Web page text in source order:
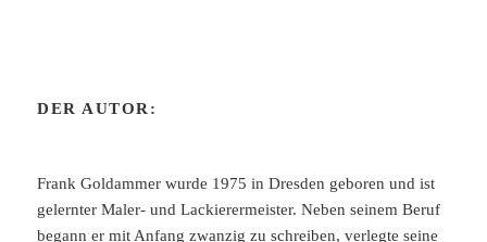
DER AUTOR:
Frank Goldammer wurde 1975 in Dresden geboren und ist
gelernter Maler- und Lackierermeister. Neben seinem Beruf
begann er mit Anfang zwanzig zu schreiben, verlegte seine